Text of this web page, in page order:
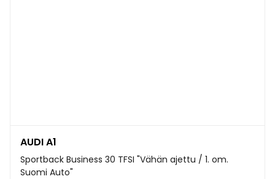
AUDI A1
Sportback Business 30 TFSI "Vähän ajettu / 1. om.
Suomi Auto"